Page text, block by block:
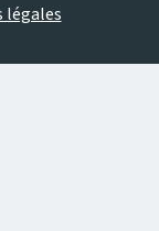
légales